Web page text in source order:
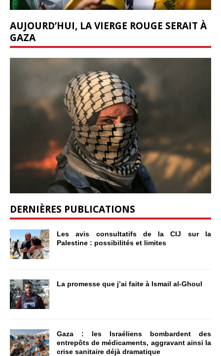
AUJOURD’HUI, LA VIERGE ROUGE SERAIT À
GAZA
DERNIÈRES PUBLICATIONS
Les avis consultatifs de la CIJ sur la
Palestine : possibilités et limites
La promesse que j’ai faite à Ismail al-Ghoul
Gaza : les Israéliens bombardent des
entrepôts de médicaments, aggravant ainsi la
crise sanitaire déjà dramatique